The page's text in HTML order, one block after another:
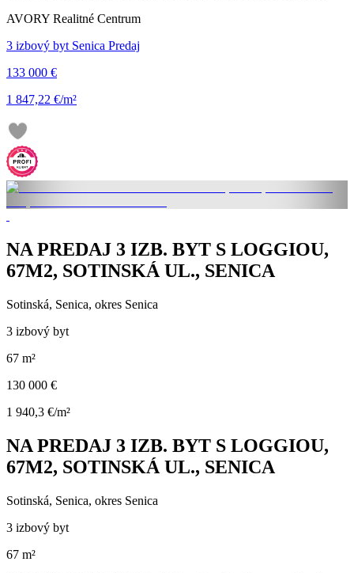
AVORY Realitné Centrum
3 izbový byt Senica Predaj
133 000 €
1 847,22 €/m²
NA PREDAJ 3 IZB. BYT S LOGGIOU,
67M2, SOTINSKÁ UL., SENICA
Sotinská, Senica, okres Senica
3 izbový byt
67 m²
130 000 €
1 940,3 €/m²
NA PREDAJ 3 IZB. BYT S LOGGIOU,
67M2, SOTINSKÁ UL., SENICA
Sotinská, Senica, okres Senica
3 izbový byt
67 m²